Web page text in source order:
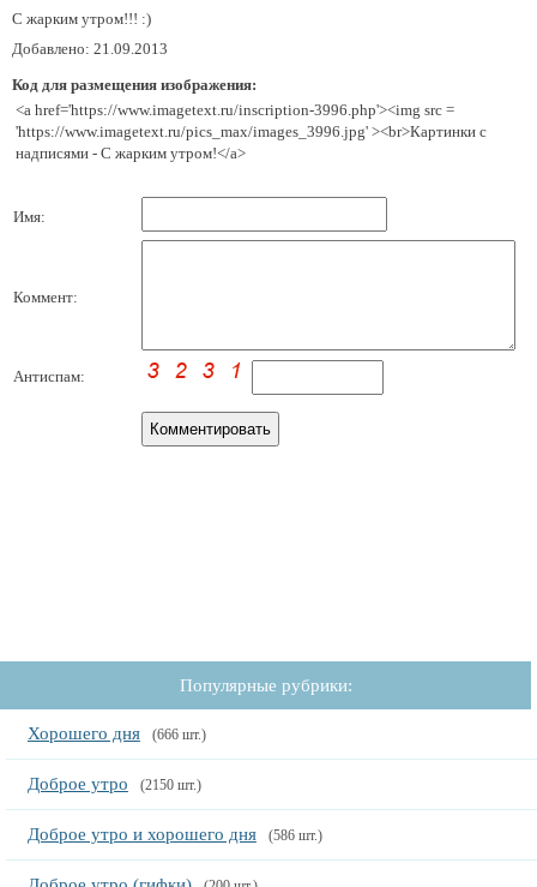
С жарким утром!!! :)
Добавлено: 21.09.2013
Код для размещения изображения:
<a href='https://www.imagetext.ru/inscription-3996.php'><img src =
'https://www.imagetext.ru/pics_max/images_3996.jpg' ><br>Картинки с
надписями - С жарким утром!</a>
Имя:
Коммент:
Антиспам:
Популярные рубрики:
Хорошего дня (666 шт.)
Доброе утро (2150 шт.)
Доброе утро и хорошего дня (586 шт.)